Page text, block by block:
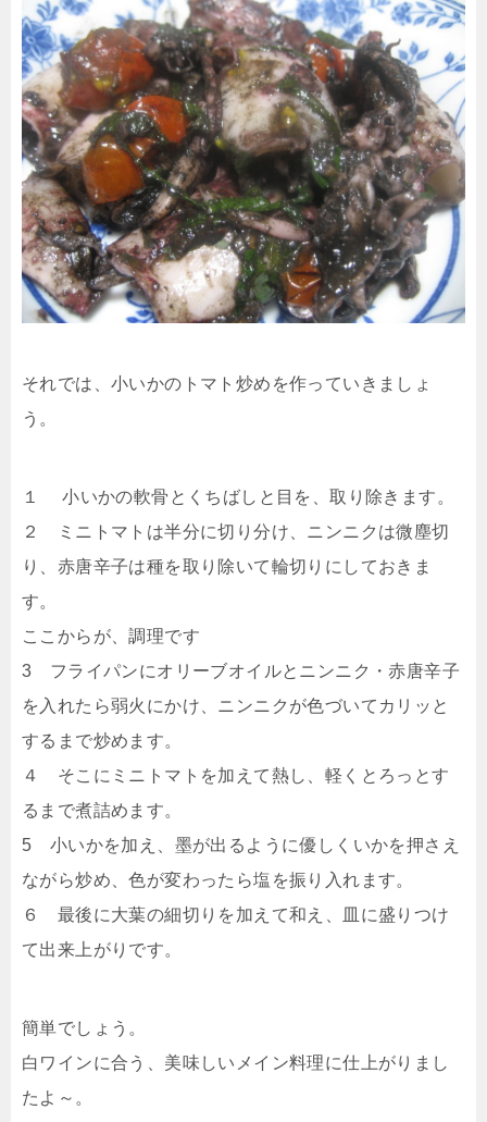
それでは、小いかのトマト炒めを作っていきましょ
う。
１ 小いかの軟骨とくちばしと目を、取り除きます。
２ ミニトマトは半分に切り分け、ニンニクは微塵切
り、赤唐辛子は種を取り除いて輪切りにしておきま
す。
ここからが、調理です
3 フライパンにオリーブオイルとニンニク・赤唐辛子
を入れたら弱火にかけ、ニンニクが色づいてカリッと
するまで炒めます。
４ そこにミニトマトを加えて熱し、軽くとろっとす
るまで煮詰めます。
5 小いかを加え、墨が出るように優しくいかを押さえ
ながら炒め、色が変わったら塩を振り入れます。
６ 最後に大葉の細切りを加えて和え、皿に盛りつけ
て出来上がりです。
簡単でしょう。
白ワインに合う、美味しいメイン料理に仕上がりまし
たよ～。